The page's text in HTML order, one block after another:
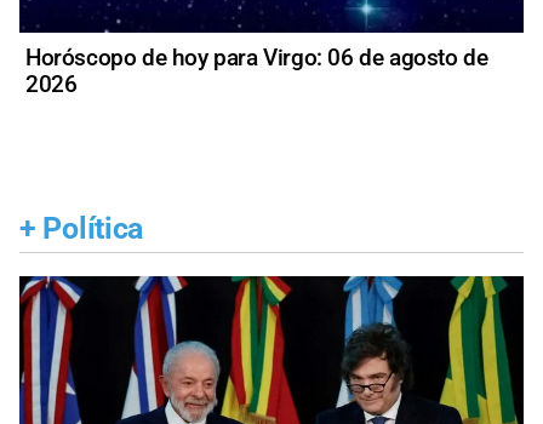
Horóscopo de hoy para Virgo: 06 de agosto de
2026
+ Política